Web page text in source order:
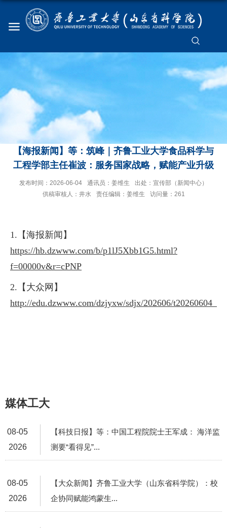
【海报新闻】等：筑峰｜齐鲁工业大学食品科学与
工程学部主任崔波：服务国家战略，赋能产业升级
发布时间：2026-06-04 通讯员：姜维生
出处：宣传部（新闻中心）
供稿审核人：井水
责任编辑：姜维生 访问量： 261
1.【海报新闻】
https://hb.dzwww.com/b/p1lJ5Xbb1G5.html?
f=00000v&r=cPNP
2.【大众网】
http://edu.dzwww.com/dzjyxw/sdjx/202606/
媒体工大
08-05
2026
【科技日报】等：中国工程院院士王军成： 海洋监
测要“看得见”...
08-05
2026
【大众新闻】齐鲁工业大学（山东省科学院）：校
企协同赋能鸿蒙生...